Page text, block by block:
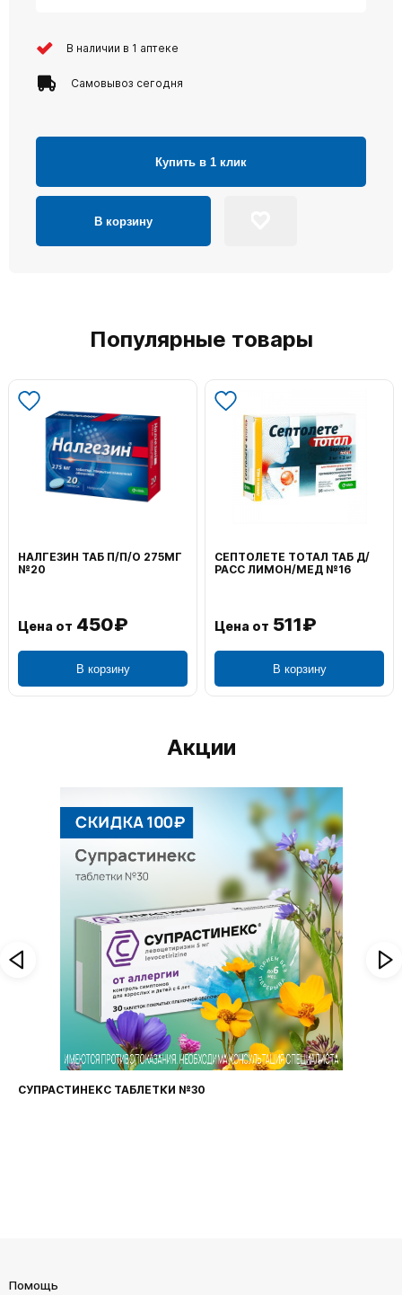
В наличии в 1 аптеке
Самовывоз сегодня
Купить в 1 клик
В корзину
Популярные товары
НАЛГЕЗИН ТАБ П/П/О 275МГ
№20
Цена от 450₽
В корзину
СЕПТОЛЕТЕ ТОТАЛ ТАБ Д/
РАСС ЛИМОН/МЕД №16
Цена от 511₽
В корзину
Акции
СУПРАСТИНЕКС ТАБЛЕТКИ №30
Помощь